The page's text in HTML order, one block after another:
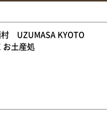
UZUMASA KYOTO
お土産処